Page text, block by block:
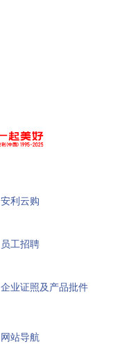
安利云购
员工招聘
企业证照及产品批件
网站导航